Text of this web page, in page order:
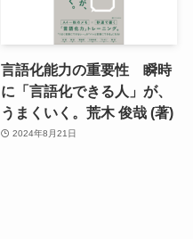
言語化能力の重要性 瞬時
に「言語化できる人」が、
うまくいく。荒木 俊哉 (著)
2024年8月21日